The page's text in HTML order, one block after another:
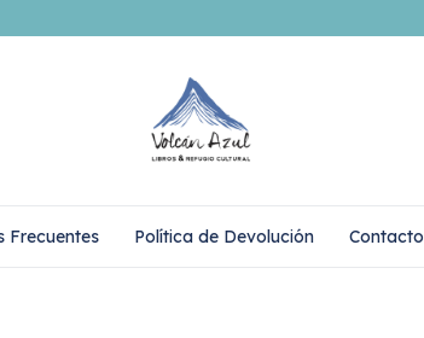
Frecuentes Política de Devolución Contacto